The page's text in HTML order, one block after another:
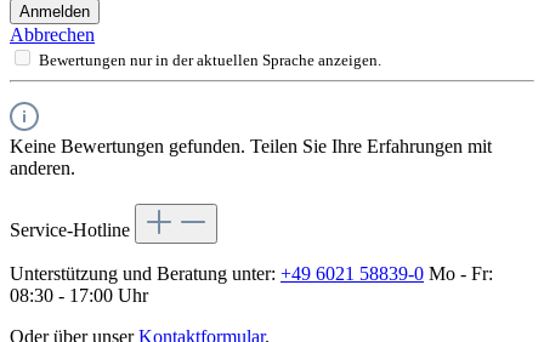
Anmelden
Abbrechen
Bewertungen nur in der aktuellen Sprache anzeigen.
Keine Bewertungen gefunden. Teilen Sie Ihre Erfahrungen mit
anderen.
Service-Hotline
Unterstützung und Beratung unter: +49 6021 58839-0 Mo - Fr:
08:30 - 17:00 Uhr
Oder über unserKontaktformular.